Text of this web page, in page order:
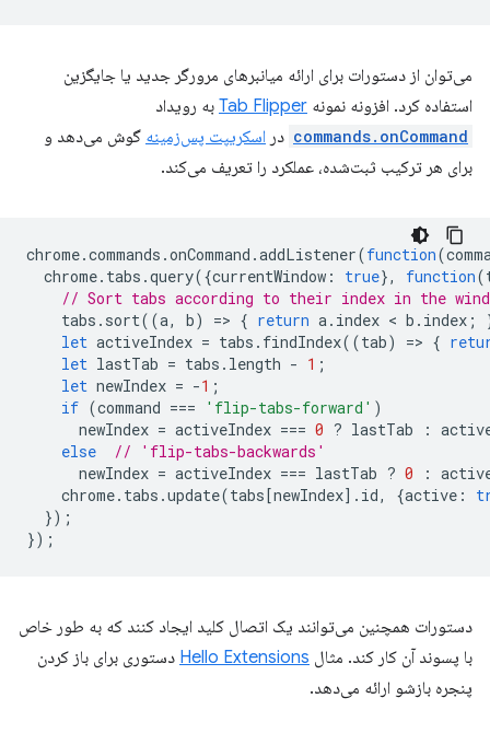
می‌توان از دستورات برای ارائه میانبرهای مرورگر جدید یا جایگزین
استفاده کرد. افزونه نمونه Tab Flipper به رویداد
commands.onCommand در اسکریپت پس‌زمینه گوش می‌دهد و
برای هر ترکیب ثبت‌شده، عملکرد را تعریف می‌کند.
chrome.commands .onCommand .addListener(function(
chrome. tabs .query({currentWindow : true}, function(
// Sort tabs according to their index in the
tabs . sort((a, b) => { return a. index < b . index ;
let activeIndex = tabs . findIndex((tab) => {
let lastTab = tabs . length - 1 ;
let newIndex = -1 ;
if (command === 'flip-tabs-forward' )
newIndex = activeIndex === 0 ? lastTab :
else
// 'flip-tabs-backwards'
newIndex = activeIndex === lastTab ? 0 :
chrome. tabs .update(tabs [newIndex]. id, {active :
});
});
دستورات همچنین می‌توانند یک اتصال کلید ایجاد کنند که به طور خاص
با پسوند آن کار کند. مثال Hello Extensions دستوری برای باز کردن
پنجره بازشو ارائه می‌دهد.